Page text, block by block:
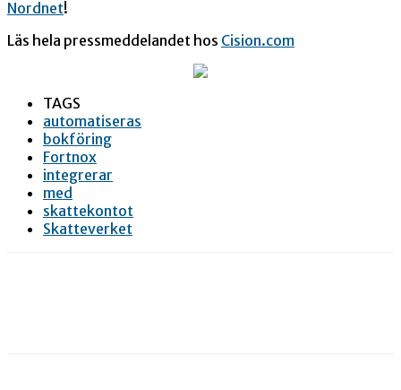
Nordnet!
Läs hela pressmeddelandet hos Cision.com
TAGS
automatiseras
bokföring
Fortnox
integrerar
med
skattekontot
Skatteverket